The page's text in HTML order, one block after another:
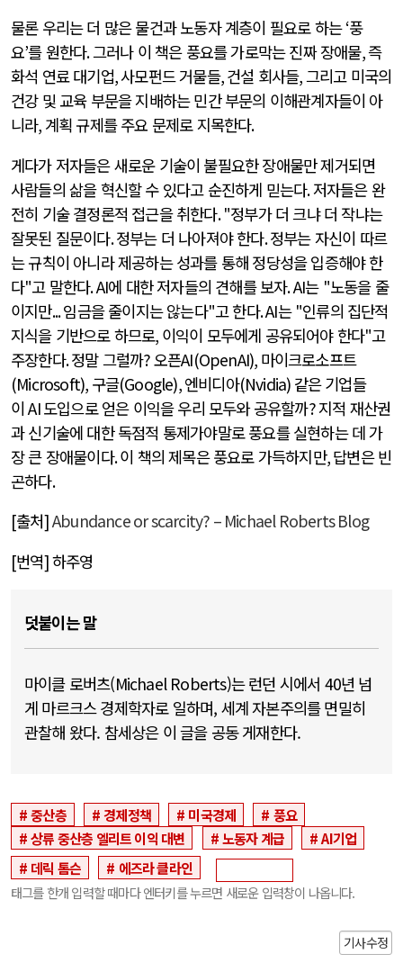
물론 우리는 더 많은 물건과 노동자 계층이 필요로 하는‘풍
요’를 원한다.그러나 이 책은 풍요를 가로막는 진짜 장애물,즉
화석 연료 대기업,사모펀드 거물들,건설 회사들,그리고 미국의
건강 및 교육 부문을 지배하는 민간 부문의 이해관계자들이 아
니라, 계획 규제를 주요 문제로 지목한다.
게다가 저자들은 새로운 기술이 불필요한 장애물만 제거되면
사람들의 삶을 혁신할 수 있다고 순진하게 믿는다.저자들은 완
전히 기술 결정론적 접근을 취한다. "정부가 더 크냐 더 작냐는
잘못된 질문이다.정부는 더 나아져야 한다.정부는 자신이 따르
는 규칙이 아니라 제공하는 성과를 통해 정당성을 입증해야 한
다"고 말한다. AI에 대한 저자들의 견해를 보자. AI는 "노동을 줄
이지만...임금을 줄이지는 않는다"고 한다. AI는 "인류의 집단적
지식을 기반으로 하므로, 이익이 모두에게 공유되어야 한다"고
주장한다.정말 그럴까?오픈AI(OpenAI), 마이크로소프트
(Microsoft), 구글(Google),엔비디아(Nvidia) 같은 기업들
이AI도입으로 얻은 이익을 우리 모두와 공유할까?지적 재산권
과 신기술에 대한 독점적 통제가야말로 풍요를 실현하는 데 가
장 큰 장애물이다.이 책의 제목은 풍요로 가득하지만,답변은 빈
곤하다.
[출처]Abundance or scarcity? – Michael Roberts Blog
[번역] 하주영
덧붙이는 말
마이클 로버츠(Michael Roberts)는 런던 시에서 40년 넘
게 마르크스 경제학자로 일하며, 세계 자본주의를 면밀히
관찰해 왔다. 참세상은 이 글을 공동 게재한다.
중산층 경제정책 미국경제
풍요
상류 중산층 엘리트 이익 대변
노동자 계급
AI기업
데릭 톰슨
에즈라 클라인
태그를 한개 입력할 때마다 엔터키를 누르면 새로운 입력창이 나옵니다.
기사수정